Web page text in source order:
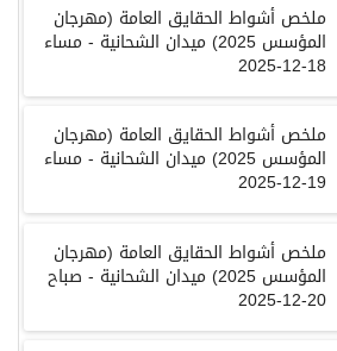
ملخص أشواط الحقايق العامة (مهرجان
المؤسس 2025)ميدان الشحانية -مساء
18-12-2025
ملخص أشواط الحقايق العامة (مهرجان
المؤسس 2025)ميدان الشحانية -مساء
19-12-2025
ملخص أشواط الحقايق العامة (مهرجان
المؤسس 2025)ميدان الشحانية -صباح
20
-12-2025